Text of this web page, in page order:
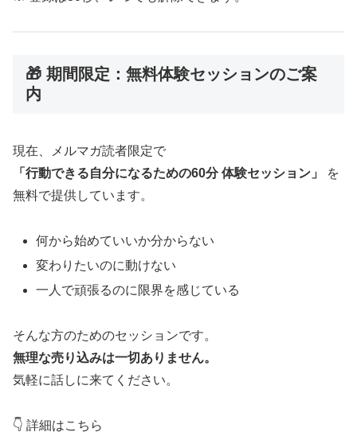
🎁 期間限定：無料体験セッションのご案
内
現在、メルマガ読者限定で
「行動できる自分になるための60分 体験セッション」
を
無料で提供しています。
何から始めていいか分からない
変わりたいのに動けない
一人で頑張るのに限界を感じている
そんな方のためのセッションです。
無理な売り込みは一切ありません。
気軽に話しに来てください。
👇 詳細はこちら